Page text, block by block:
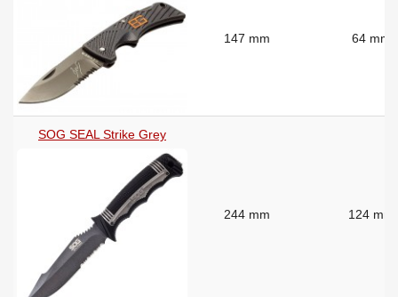
147 mm 64 mm
SOG SEAL Strike Grey
244 mm 124 mm